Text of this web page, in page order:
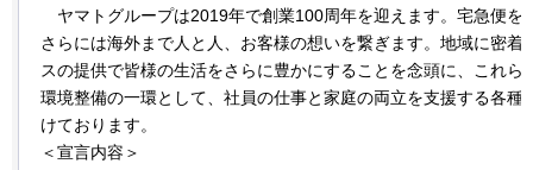
ヤマトグループは2019年で創業100周年を迎えます。宅急便を
さらには海外まで人と人、お客様の想いを繋ぎます。地域に密着
スの提供で皆様の生活をさらに豊かにすることを念頭に、これら
環境整備の一環として、社員の仕事と家庭の両立を支援する各種
けております。
＜宣言内容＞